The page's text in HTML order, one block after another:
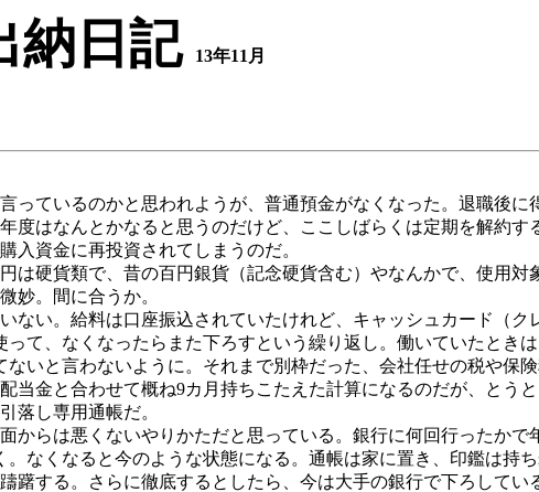
納日記 13年11月
ているのかと思われようが、普通預金がなくなった。退職後
度はなんとかなると思うのだけど、ここしばらくは定期を解約
入資金に再投資されてしまうのだ。
は硬貨類で、昔の百円銀貨（記念硬貨含む）やなんかで、使用
妙。間に合うか。
ない。給料は口座振込されていたけれど、キャッシュカード（
って、なくなったらまた下ろすという繰り返し。働いていたとき
いと言わないように。それまで別枠だった、会社任せの税や保
当金と合わせて概ね9カ月持ちこたえた計算になるのだが、とう
落し専用通帳だ。
らは悪くないやりかただと思っている。銀行に何回行ったか
。なくなると今のような状態になる。通帳は家に置き、印鑑は
躇する。さらに徹底するとしたら、今は大手の銀行で下ろして